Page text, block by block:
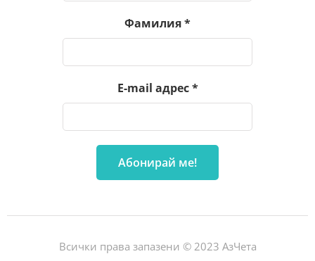
Фамилия*
E-mail адрес*
Всички права запазени © 2023 АзЧета